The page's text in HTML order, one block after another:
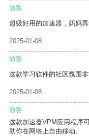
游客
超级好用的加速器，妈妈
2025-01-08
游客
这款学习软件的社区氛围
2025-01-08
游客
这款加速器VPM应用程序
助你在网络上自由移动。